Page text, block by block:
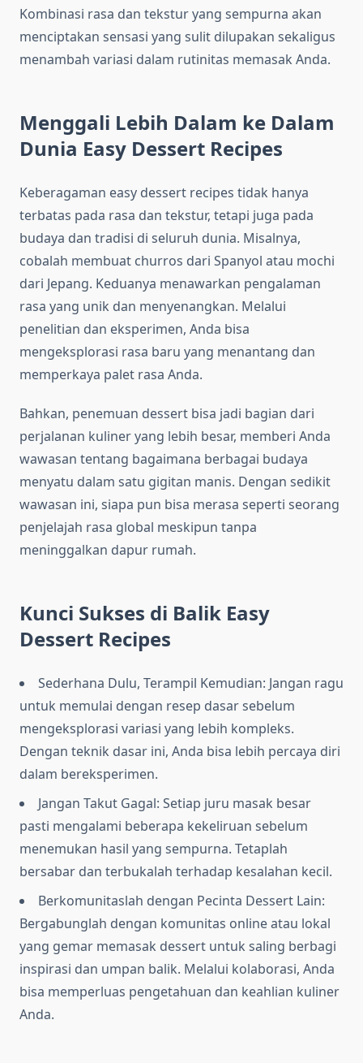
Kombinasi rasa dan tekstur yang sempurna akan
menciptakan sensasi yang sulit dilupakan sekaligus
menambah variasi dalam rutinitas memasak Anda.
Menggali Lebih Dalam ke Dalam
Dunia Easy Dessert Recipes
Keberagaman easy dessert recipes tidak hanya
terbatas pada rasa dan tekstur, tetapi juga pada
budaya dan tradisi di seluruh dunia. Misalnya,
cobalah membuat churros dari Spanyol atau mochi
dari Jepang. Keduanya menawarkan pengalaman
rasa yang unik dan menyenangkan. Melalui
penelitian dan eksperimen, Anda bisa
mengeksplorasi rasa baru yang menantang dan
memperkaya palet rasa Anda.
Bahkan, penemuan dessert bisa jadi bagian dari
perjalanan kuliner yang lebih besar, memberi Anda
wawasan tentang bagaimana berbagai budaya
menyatu dalam satu gigitan manis. Dengan sedikit
wawasan ini, siapa pun bisa merasa seperti seorang
penjelajah rasa global meskipun tanpa
meninggalkan dapur rumah.
Kunci Sukses di Balik Easy
Dessert Recipes
Sederhana Dulu, Terampil Kemudian: Jangan ragu
untuk memulai dengan resep dasar sebelum
mengeksplorasi variasi yang lebih kompleks.
Dengan teknik dasar ini, Anda bisa lebih percaya diri
dalam bereksperimen.
Jangan Takut Gagal: Setiap juru masak besar
pasti mengalami beberapa kekeliruan sebelum
menemukan hasil yang sempurna. Tetaplah
bersabar dan terbukalah terhadap kesalahan kecil.
Berkomunitaslah dengan Pecinta Dessert Lain:
Bergabunglah dengan komunitas online atau lokal
yang gemar memasak dessert untuk saling berbagi
inspirasi dan umpan balik. Melalui kolaborasi, Anda
bisa memperluas pengetahuan dan keahlian kuliner
Anda.